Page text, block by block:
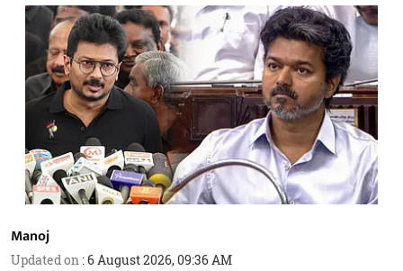
Manoj
Updated on :6 August 2026, 09:36 AM